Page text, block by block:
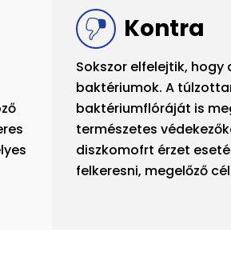
Kontra
Sokszor elfelejtik,
baktériumok. A
baktériumflóráját is
természetes
diszkomofrt érzet
felkeresni, megelőző